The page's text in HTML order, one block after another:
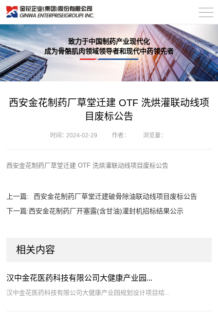
致力于中国制药产业现代化
成为骨骼肌肉领域领导者和现代中药领先者
西安金花制药厂草堂迁建 OTF 洗烘灌联动线项
目废标公告
时间：2024-02-29 作者： 浏览量：
西安金花制药厂草堂迁建 OTF 洗烘灌联动线项目废标公告
上一篇:
西安金花制药厂草堂迁建破骨除油联动线项目废标公告
下一篇:西安金花制药厂开塞露(含甘油)灌封机招标结果公示
相关内容
汉中金花医药科技有限公司大健康产业园...
汉中金花医药科技有限公司大健康产业园规划设计项目结...